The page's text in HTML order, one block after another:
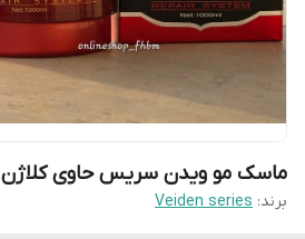
ماسک مو ویدن سریس حاوی کلاژن veiden series
برند: Veiden series